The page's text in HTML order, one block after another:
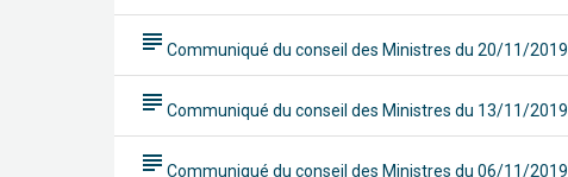
subject Communiqué du conseil des Ministres du 20/11/2019
subject Communiqué du conseil des Ministres du 13/11/2019
subject Communiqué du conseil des Ministres du 06/11/2019